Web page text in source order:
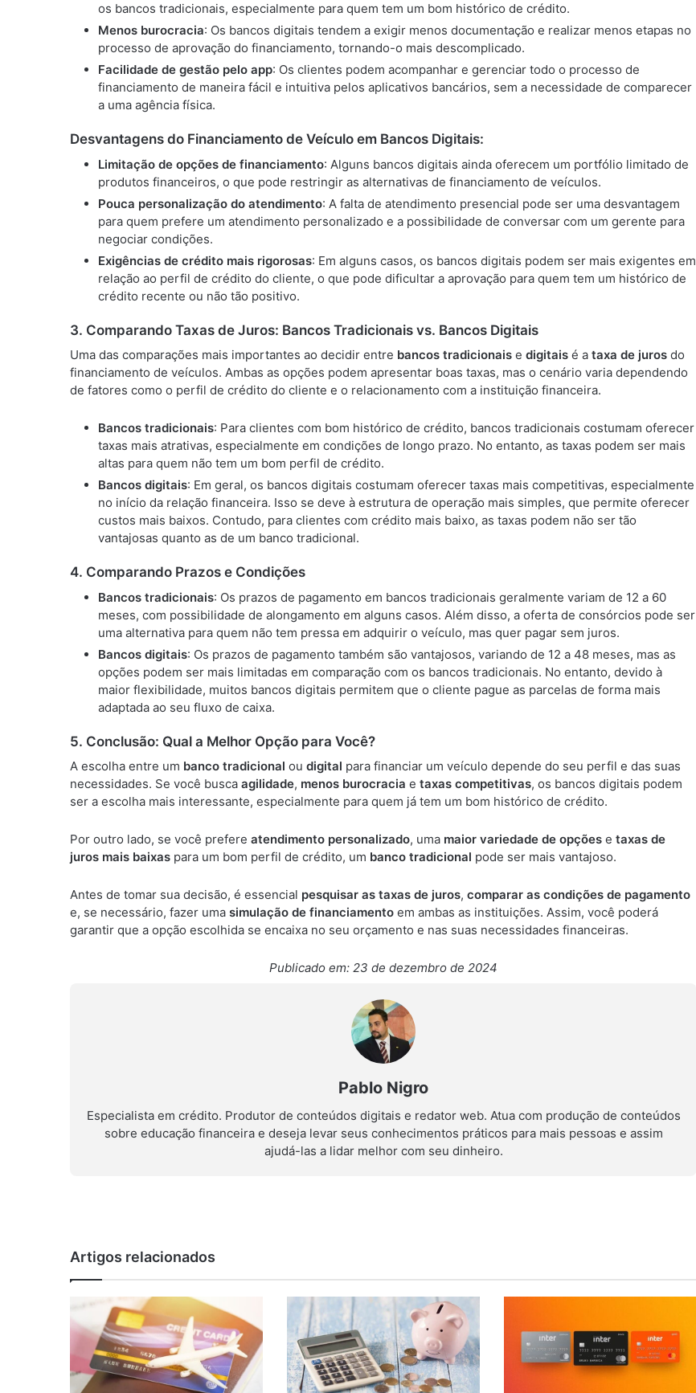
os bancos tradicionais, especialmente para quem tem um bom histórico de crédito.
Menos burocracia: Os bancos digitais tendem a exigir menos documentação e realizar menos etapas no
processo de aprovação do financiamento, tornando-o mais descomplicado.
Facilidade de gestão pelo app: Os clientes podem acompanhar e gerenciar todo o processo de
financiamento de maneira fácil e intuitiva pelos aplicativos bancários, sem a necessidade de comparecer
a uma agência física.
Desvantagens do Financiamento de Veículo em Bancos Digitais:
Limitação de opções de financiamento: Alguns bancos digitais ainda oferecem um portfólio limitado de
produtos financeiros, o que pode restringir as alternativas de financiamento de veículos.
Pouca personalização do atendimento: A falta de atendimento presencial pode ser uma desvantagem
para quem prefere um atendimento personalizado e a possibilidade de conversar com um gerente para
negociar condições.
Exigências de crédito mais rigorosas: Em alguns casos, os bancos digitais podem ser mais exigentes em
relação ao perfil de crédito do cliente, o que pode dificultar a aprovação para quem tem um histórico de
crédito recente ou não tão positivo.
3. Comparando Taxas de Juros: Bancos Tradicionais vs. Bancos Digitais
Uma das comparações mais importantes ao decidir entre bancos tradicionais e digitais é a taxa de juros do
financiamento de veículos. Ambas as opções podem apresentar boas taxas, mas o cenário varia dependendo
de fatores como o perfil de crédito do cliente e o relacionamento com a instituição financeira.
Bancos tradicionais: Para clientes com bom histórico de crédito, bancos tradicionais costumam oferecer
taxas mais atrativas, especialmente em condições de longo prazo. No entanto, as taxas podem ser mais
altas para quem não tem um bom perfil de crédito.
Bancos digitais: Em geral, os bancos digitais costumam oferecer taxas mais competitivas, especialmente
no início da relação financeira. Isso se deve à estrutura de operação mais simples, que permite oferecer
custos mais baixos. Contudo, para clientes com crédito mais baixo, as taxas podem não ser tão
vantajosas quanto as de um banco tradicional.
4. Comparando Prazos e Condições
Bancos tradicionais: Os prazos de pagamento em bancos tradicionais geralmente variam de 12 a 60
meses, com possibilidade de alongamento em alguns casos. Além disso, a oferta de consórcios pode ser
uma alternativa para quem não tem pressa em adquirir o veículo, mas quer pagar sem juros.
Bancos digitais: Os prazos de pagamento também são vantajosos, variando de 12 a 48 meses, mas as
opções podem ser mais limitadas em comparação com os bancos tradicionais. No entanto, devido à
maior flexibilidade, muitos bancos digitais permitem que o cliente pague as parcelas de forma mais
adaptada ao seu fluxo de caixa.
5. Conclusão: Qual a Melhor Opção para Você?
A escolha entre um banco tradicional ou digital para financiar um veículo depende do seu perfil e das suas
necessidades. Se você busca agilidade, menos burocracia e taxas competitivas, os bancos digitais podem
ser a escolha mais interessante, especialmente para quem já tem um bom histórico de crédito.
Por outro lado, se você prefere atendimento personalizado, uma maior variedade de opções e taxas de
juros mais baixas para um bom perfil de crédito, um banco tradicional pode ser mais vantajoso.
Antes de tomar sua decisão, é essencial pesquisar as taxas de juros, comparar as condições de pagamento
e, se necessário, fazer uma simulação de financiamento em ambas as instituições. Assim, você poderá
garantir que a opção escolhida se encaixa no seu orçamento e nas suas necessidades financeiras.
Publicado em: 23 de dezembro de 2024
Pablo Nigro
Especialista em crédito. Produtor de conteúdos digitais e redator web. Atua com produção de conteúdos
sobre educação financeira e deseja levar seus conhecimentos práticos para mais pessoas e assim
ajudá-las a lidar melhor com seu dinheiro.
Artigos relacionados